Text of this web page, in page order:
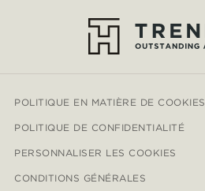
POLITIQUE EN MATIÈRE DE COOKIES
POLITIQUE DE CONFIDENTIALITÉ
PERSONNALISER LES COOKIES
CONDITIONS GÉNÉRALES